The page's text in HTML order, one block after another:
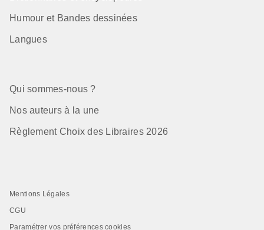
Humour et Bandes dessinées
Langues
Qui sommes-nous ?
Nos auteurs à la une
Règlement Choix des Libraires 2026
Mentions Légales
CGU
Paramétrer vos préférences cookies